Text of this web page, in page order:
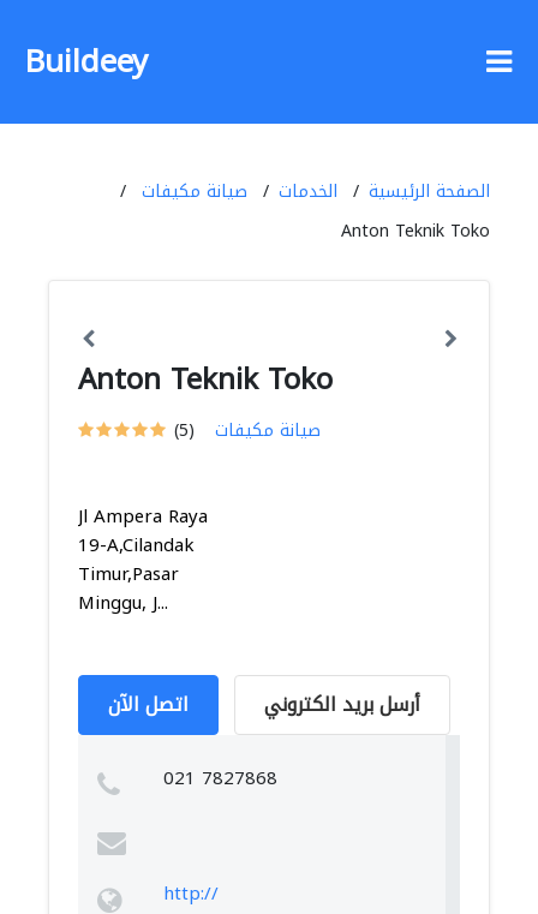
Buildeey
الصفحة الرئيسية الخدمات
صيانة مكيفات
Anton Teknik Toko
Anton Teknik Toko
(5) صيانة مكيفات
Jl Ampera Raya
19-A,Cilandak
Timur,Pasar
Minggu, J...
اتصل الآن أرسل بريد الكتروني
021 7827868
http://